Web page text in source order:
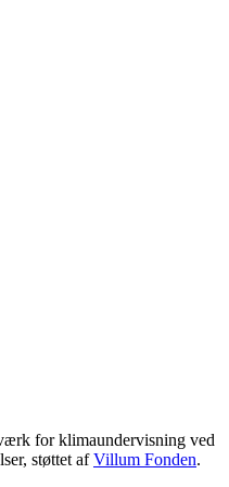
for klimaundervisning ved
støttet afVillum Fonden.